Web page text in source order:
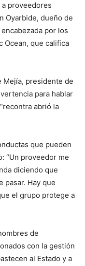
a proveedores
Oyarbide, dueño de
por los
Ocean, que califica
Mejía, presidente de
para hablar
abrió la
que pueden
“Un proveedor me
diciendo que
pasar. Hay que
el grupo protege a
de
con la gestión
al Estado y a